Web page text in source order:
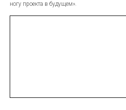
ногу проекта в будущем».